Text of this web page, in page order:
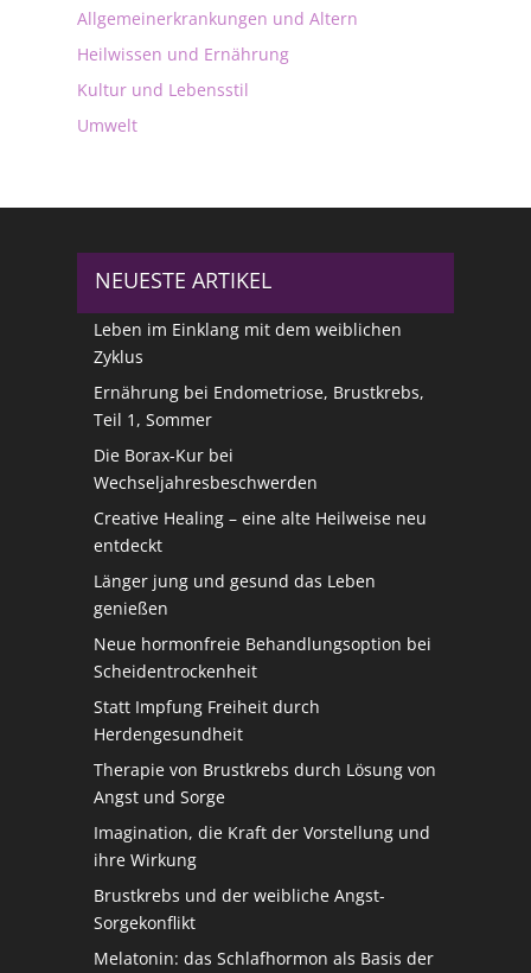
Allgemeinerkrankungen und Altern
Heilwissen und Ernährung
Kultur und Lebensstil
Umwelt
NEUESTE ARTIKEL
Leben im Einklang mit dem weiblichen
Zyklus
Ernährung bei Endometriose, Brustkrebs,
Teil 1, Sommer
Die Borax-Kur bei
Wechseljahresbeschwerden
Creative Healing – eine alte Heilweise neu
entdeckt
Länger jung und gesund das Leben
genießen
Neue hormonfreie Behandlungsoption bei
Scheidentrockenheit
Statt Impfung Freiheit durch
Herdengesundheit
Therapie von Brustkrebs durch Lösung von
Angst und Sorge
Imagination, die Kraft der Vorstellung und
ihre Wirkung
Brustkrebs und der weibliche Angst-
Sorgekonflikt
Melatonin: das Schlafhormon als Basis der